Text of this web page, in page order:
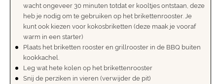
wacht ongeveer 30 minuten totdat er kooltjes ontstaan, deze
heb je nodig om te gebruiken op het brikettenrooster. Je
kunt ook kiezen voor kokosbriketten (deze maak je vooraf
warm in een starter)
Plaats het briketten rooster en grillrooster in de BBQ buiten
kookkachel.
Leg wat hete kolen op het brikettenrooster
Snij de perziken in vieren (verwijder de pit)